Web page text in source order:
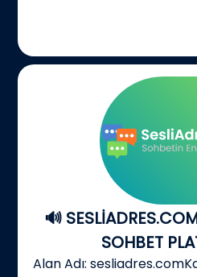
🔊
SOHBET
Alan Adı: